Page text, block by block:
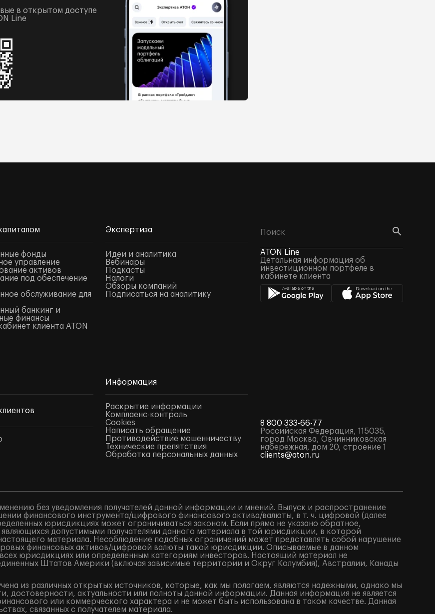
в открытом доступе
Line
фонды
управление
активов
под обеспечение
обслуживание для
банкинг и
финансы
клиента ATON
Экспертиза
Идеи и аналитика
Вебинары
Подкасты
Налоги
Обзоры компаний
Подписаться на аналитику
Информация
Раскрытие информации
Комплаенс-контроль
Cookies
Написать обращение
Противодействие мошенничеству
Технические препятствия
Обработка персональных данных
ATON Line
Детальная информация об
инвестиционном портфеле в
кабинете клиента
8 800 333-66-77
Российская Федерация, 115035,
город Москва, Овчинниковская
набережная, дом 20, строение 1
clients@aton.ru
без уведомления получателей данной информации и мнений. Выпуск и распространение
финансового инструмента/цифрового финансового актива/валюты, в т. ч. цифровой (далее
юрисдикциях может ограничиваться законом. Если прямо не указано обратное,
допустимыми получателями данного материала в той юрисдикции, в которой
материала. Несоблюдение подобных ограничений может представлять собой нарушение
финансовых активов/цифровой валюты такой юрисдикции. Описываемые в данном
юрисдикциях или определенным категориям инвесторов. Настоящий материал не
Штатов Америки (включая зависимые территории и Округ Колумбия), Австралии, Канады
из различных открытых источников, которые, как мы полагаем, являются надежными, однако мы
достоверности, актуальности или полноты данной информации. Данная информация не является
или коммерческого характера и не может быть использована в таком качестве. Данная
связанных с получателем материала.